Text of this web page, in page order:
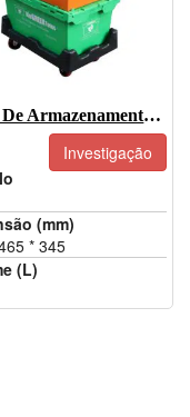
Bolsa De Armazenamento Com Tampa Flip-Top-700
Investigação
(mm)
* 345
(L)